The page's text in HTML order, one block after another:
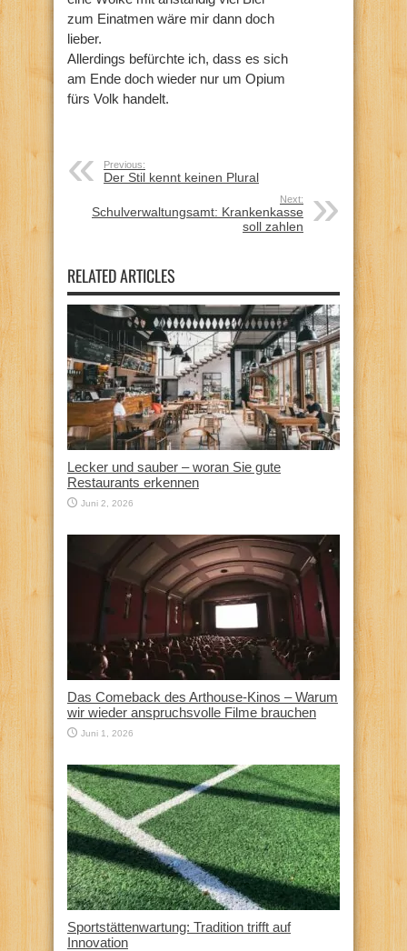
zum Einatmen wäre mir dann doch
lieber.
Allerdings befürchte ich, dass es sich
am Ende doch wieder nur um Opium
fürs Volk handelt.
Previous:
Der Stil kennt keinen Plural
Next:
Schulverwaltungsamt: Krankenkasse
soll zahlen
RELATED ARTICLES
Lecker und sauber – woran Sie gute
Restaurants erkennen
Juni 2, 2026
Das Comeback des Arthouse-Kinos – Warum
wir wieder anspruchsvolle Filme brauchen
Juni 1, 2026
Sportstättenwartung: Tradition trifft auf
Innovation